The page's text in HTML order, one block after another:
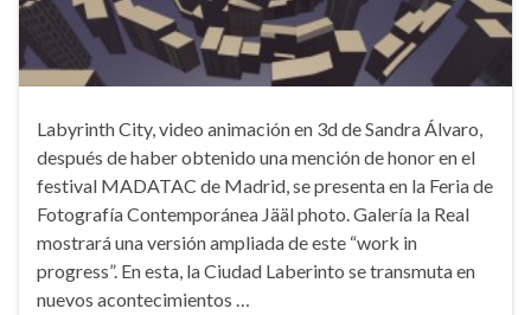
Labyrinth City, video animación en 3d de Sandra Álvaro,
después de haber obtenido una mención de honor en el
festival MADATAC de Madrid, se presenta en la Feria de
Fotografía Contemporánea Jääl photo. Galería la Real
mostrará una versión ampliada de este “work in
progress”. En esta, la Ciudad Laberinto se transmuta en
nuevos acontecimientos …